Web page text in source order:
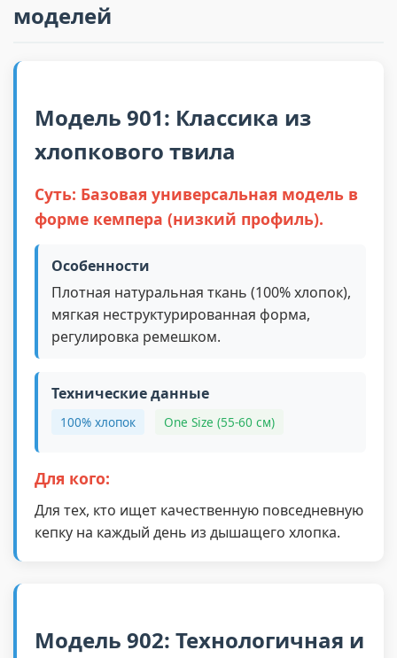
моделей
Модель 901: Классика из
хлопкового твила
Суть: Базовая универсальная модель в
форме кемпера (низкий профиль).
Особенности
Плотная натуральная ткань (100% хлопок),
мягкая неструктурированная форма,
регулировка ремешком.
Технические данные
100% хлопок One Size (55-60 см)
Для кого:
Для тех, кто ищет качественную повседневную
кепку на каждый день из дышащего хлопка.
Модель 902: Технологичная и